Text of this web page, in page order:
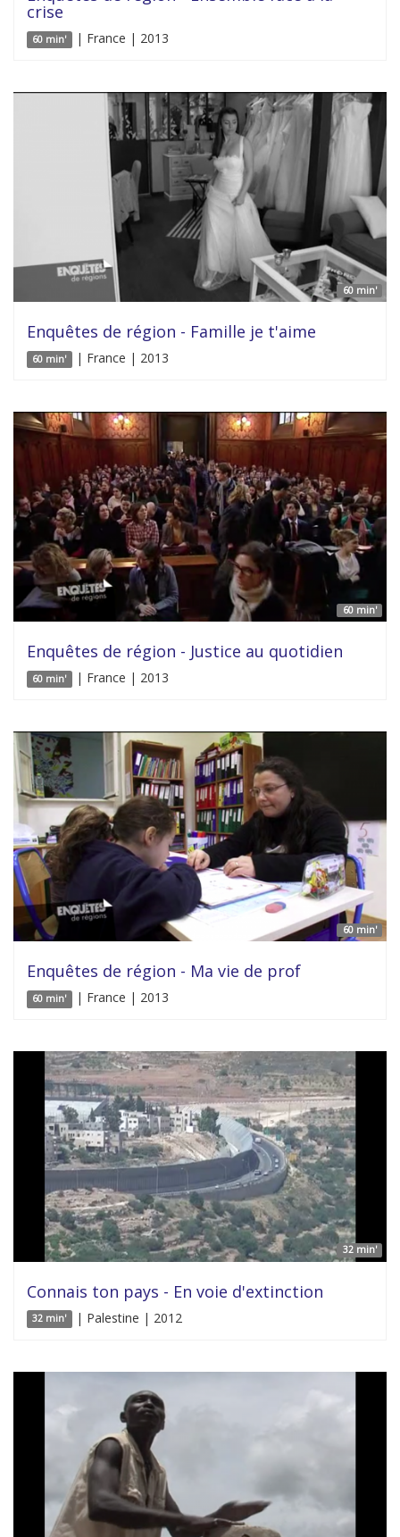
crise
60 min' | France | 2013
60 min'
Enquêtes de région - Famille je t'aime
60 min' | France | 2013
60 min'
Enquêtes de région - Justice au quotidien
60 min' | France | 2013
60 min'
Enquêtes de région - Ma vie de prof
60 min' | France | 2013
32 min'
Connais ton pays - En voie d'extinction
32 min' | Palestine | 2012